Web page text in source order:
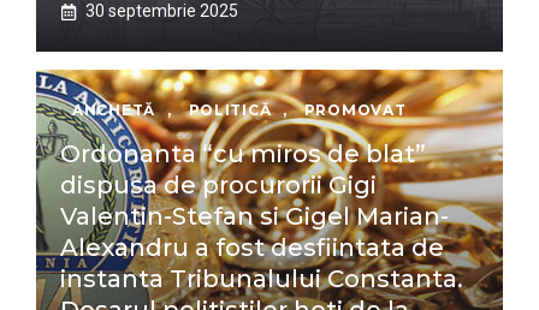
30 septembrie 2025
ANCHETĂ , POLITICĂ , PROMOVAT
Ordonanta “cu miros de blat”
dispusa de procurorii Gigi
Valentin-Stefan si Gigel Marian-
Alexandru a fost desfiintata de
instanta Tribunalului Constanta.